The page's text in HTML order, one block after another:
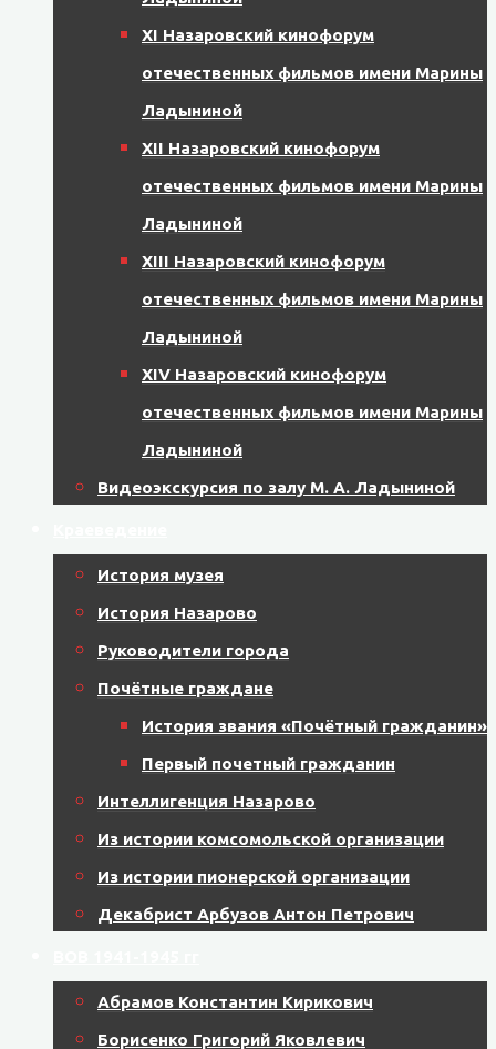
XI Назаровский кинофорум
отечественных фильмов имени Марины
Ладыниной
XII Назаровский кинофорум
отечественных фильмов имени Марины
Ладыниной
XIII Назаровский кинофорум
отечественных фильмов имени Марины
Ладыниной
XIV Назаровский кинофорум
отечественных фильмов имени Марины
Ладыниной
Видеоэкскурсия по залу М. А. Ладыниной
История музея
История Назарово
Руководители города
Почётные граждане
История звания «Почётный гражданин»
Первый почетный гражданин
Интеллигенция Назарово
Из истории комсомольской организации
Из истории пионерской организации
Декабрист Арбузов Антон Петрович
Абрамов Константин Кирикович
Борисенко Григорий Яковлевич